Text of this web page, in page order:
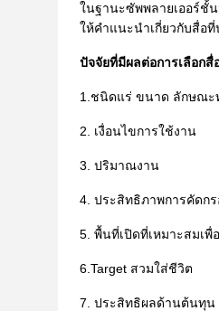
ในฐานะซัพพลายเออร์ชั้
ให้คำแนะนำเกี่ยวกับสื่อ
ปัจจัยที่มีผลต่อการเลือกสื่
1.ชนิดแร่ ขนาด ลักษณะ
2. เงื่อนไขการใช้งาน
3. ปริมาณงาน
4. ประสิทธิภาพการคัดกร
5. พื้นที่เปิดที่เหมาะสมเ
6.Target สวมใส่ชีวิต
7. ประสิทธิผลด้านต้นทุน